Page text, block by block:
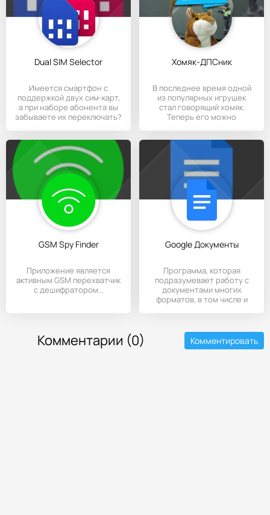
Dual SIM Selector
Имеется смартфон с
поддержкой двух сим-карт,
а при наборе абонента вы
забываете их переключать?
Хомяк-ДПСник
В последнее время одной
из популярных игрушек
стал говорящий хомяк.
Теперь его можно
GSM Spy Finder
Приложение является
активным GSM перехватчик
с дешифратором...
Google Документы
Программа, которая
подразумевает работу с
документами многих
форматов, в том числе и
Комментарии (0) Комментировать